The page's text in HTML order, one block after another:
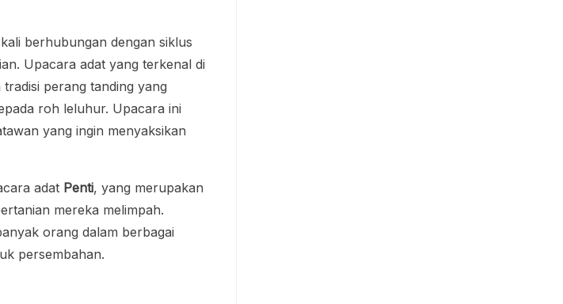
berhubungan dengan siklus
Upacara adat yang terkenal di
perang tanding yang
roh leluhur. Upacara ini
yang ingin menyaksikan
adat Penti, yang merupakan
mereka melimpah.
orang dalam berbagai
persembahan.